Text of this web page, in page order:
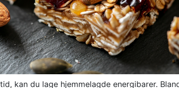
kan du lage hjemmelagde energibarer.